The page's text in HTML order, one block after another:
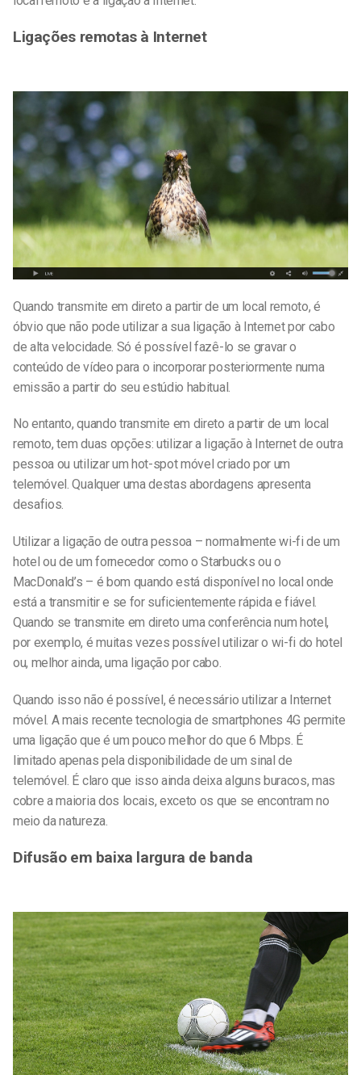
Ligações remotas à Internet
Quando transmite em direto a partir de um local remoto, é
óbvio que não pode utilizar a sua ligação à Internet por cabo
de alta velocidade. Só é possível fazê-lo se gravar o
conteúdo de vídeo para o incorporar posteriormente numa
emissão a partir do seu estúdio habitual.
No entanto, quando transmite em direto a partir de um local
remoto, tem duas opções: utilizar a ligação à Internet de outra
pessoa ou utilizar um hot-spot móvel criado por um
telemóvel. Qualquer uma destas abordagens apresenta
desafios.
Utilizar a ligação de outra pessoa – normalmente wi-fi de um
hotel ou de um fornecedor como o Starbucks ou o
MacDonald’s – é bom quando está disponível no local onde
está a transmitir e se for suficientemente rápida e fiável.
Quando se transmite em direto uma conferência num hotel,
por exemplo, é muitas vezes possível utilizar o wi-fi do hotel
ou, melhor ainda, uma ligação por cabo.
Quando isso não é possível, é necessário utilizar a Internet
móvel. A mais recente tecnologia de smartphones 4G permite
uma ligação que é um pouco melhor do que 6 Mbps. É
limitado apenas pela disponibilidade de um sinal de
telemóvel. É claro que isso ainda deixa alguns buracos, mas
cobre a maioria dos locais, exceto os que se encontram no
meio da natureza.
Difusão em baixa largura de banda